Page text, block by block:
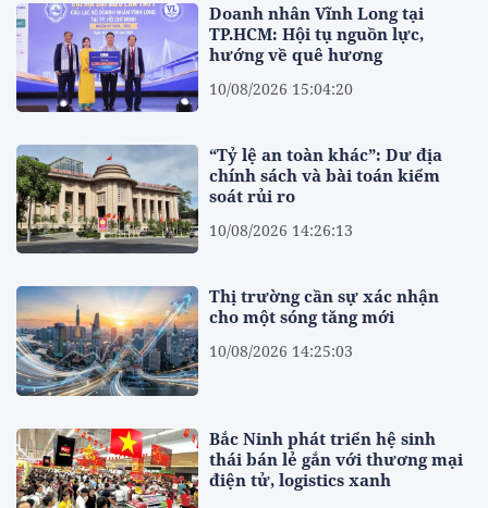
Doanh nhân Vĩnh Long tại
TP.HCM: Hội tụ nguồn lực,
hướng về quê hương
10/08/2026 15:04:20
“Tỷ lệ an toàn khác”: Dư địa
chính sách và bài toán kiểm
soát rủi ro
10/08/2026 14:26:13
Thị trường cần sự xác nhận
cho một sóng tăng mới
10/08/2026 14:25:03
Bắc Ninh phát triển hệ sinh
thái bán lẻ gắn với thương mại
điện tử, logistics xanh